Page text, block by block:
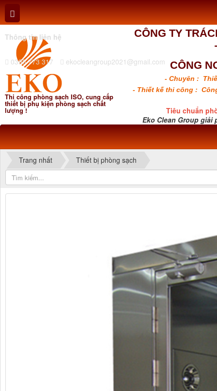
Thi công phòng sạch ISO, cung cấp
thiết bị phụ kiện phòng sạch chất
lượng !
CÔNG TY
CÔNG
- Chuyên :
- Thiết kế thi công :
Tiêu chuẩn
Eko Clean Group
Thông tin liên hệ
0395 773 317 ekocleangroup2021@gmail.com
Trang nhất Thiết bị phòng sạch